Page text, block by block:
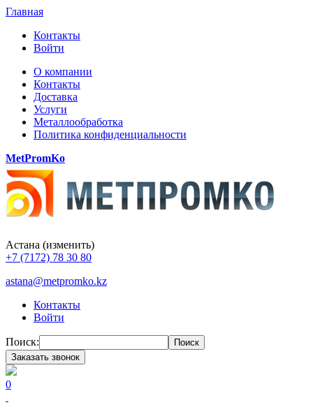
Главная
Контакты
Войти
О компании
Контакты
Доставка
Услуги
Металлообработка
Политика конфиденциальности
MetPromKo
Астана (изменить)
+7 (7172) 78 30 80
astana@metpromko.kz
Контакты
Войти
Поиск:
Поиск
Заказать звонок
0